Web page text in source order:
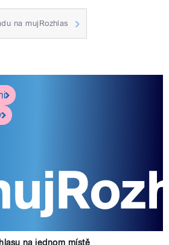
na mujRozhlas
na jednom místě